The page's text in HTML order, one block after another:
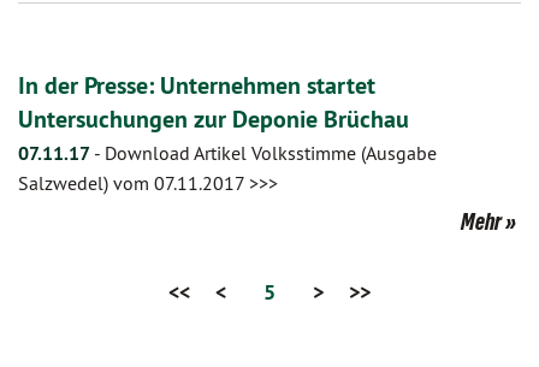
In der Presse: Unternehmen startet
Untersuchungen zur Deponie Brüchau
07.11.17 - Download Artikel Volksstimme (Ausgabe
Salzwedel) vom 07.11.2017 >>>
Mehr
<< < 5 > >>